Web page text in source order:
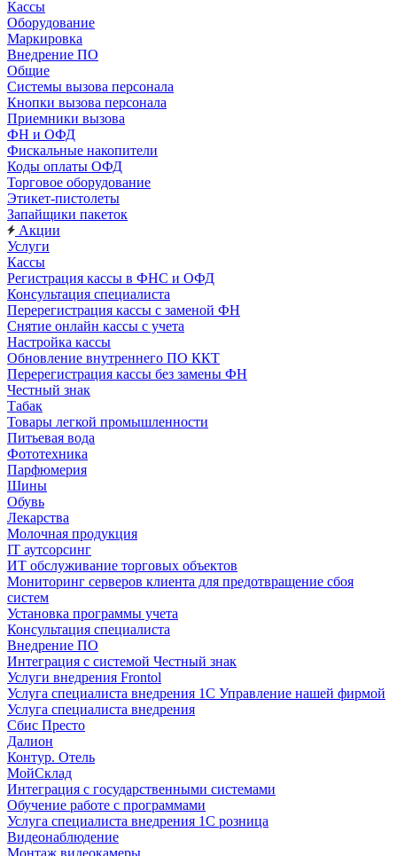
Кассы
Оборудование
Маркировка
Внедрение ПО
Общие
Системы вызова персонала
Кнопки вызова персонала
Приемники вызова
ФН и ОФД
Фискальные накопители
Коды оплаты ОФД
Торговое оборудование
Этикет-пистолеты
Запайщики пакеток
Акции
Услуги
Кассы
Регистрация кассы в ФНС и ОФД
Консультация специалиста
Перерегистрация кассы с заменой ФН
Снятие онлайн кассы с учета
Настройка кассы
Обновление внутреннего ПО ККТ
Перерегистрация кассы без замены ФН
Честный знак
Табак
Товары легкой промышленности
Питьевая вода
Фототехника
Парфюмерия
Шины
Обувь
Лекарства
Молочная продукция
IT аутсорсинг
ИТ обслуживание торговых объектов
Мониторинг серверов клиента для предотвращение сбоя
систем
Установка программы учета
Консультация специалиста
Внедрение ПО
Интеграция с системой Честный знак
Услуги внедрения Frontol
Услуга специалиста внедрения 1С Управление нашей фирмой
Услуга специалиста внедрения
Сбис Престо
Далион
Контур. Отель
МойСклад
Интеграция с государственными системами
Обучение работе с программами
Услуга специалиста внедрения 1С розница
Видеонаблюдение
Монтаж видеокамеры